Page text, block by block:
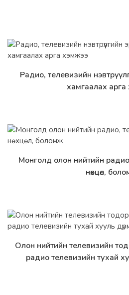
Дэлгэрэнгүй
Радио, телевизийн
хамгаалах
Дэлгэрэнгүй
Монголд олон нийтийн
нөхцөл,
Дэлгэрэнгүй
Олон нийтийн телевизийн
радио телевизийн тухай